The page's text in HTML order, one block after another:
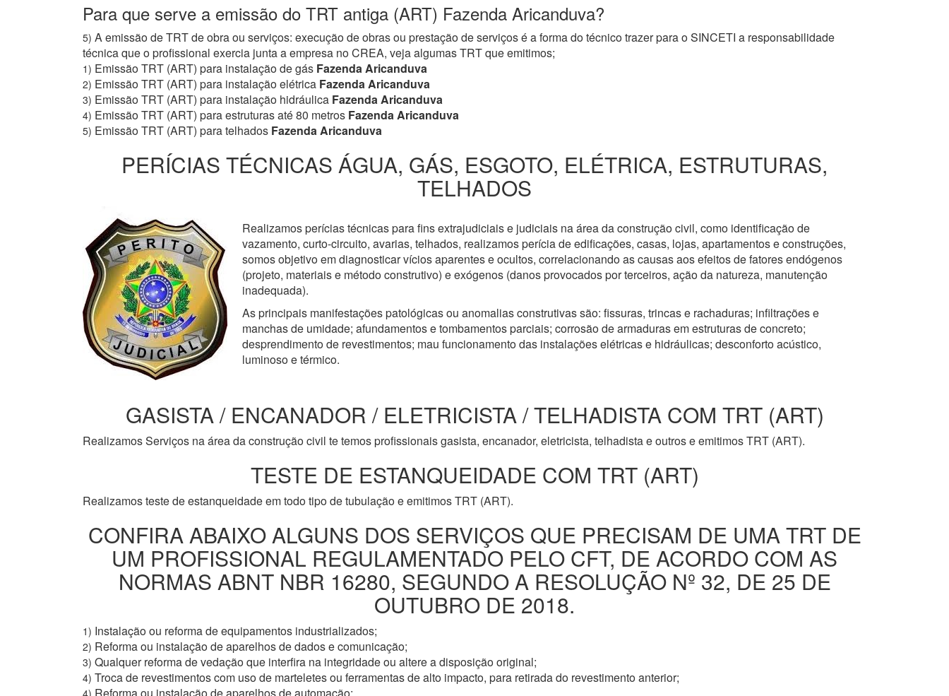
Para que serve a emissão do TRT antiga (ART) Fazenda Aricanduva?
5) A emissão de TRT de obra ou serviços: execução de obras ou prestação de serviços é a forma do técnico trazer para o SINCETI a responsabilidade
técnica que o profissional exercia junta a empresa no CREA, veja algumas TRT que emitimos;
1) Emissão TRT (ART) para instalação de gás Fazenda Aricanduva
2) Emissão TRT (ART) para instalação elétrica Fazenda Aricanduva
3) Emissão TRT (ART) para instalação hidráulica Fazenda Aricanduva
4) Emissão TRT (ART) para estruturas até 80 metros Fazenda Aricanduva
5) Emissão TRT (ART) para telhados Fazenda Aricanduva
PERÍCIAS TÉCNICAS ÁGUA, GÁS, ESGOTO, ELÉTRICA, ESTRUTURAS,
TELHADOS
Realizamos perícias técnicas para fins extrajudiciais e judiciais na área da construção civil, como identificação de
vazamento, curto-circuito, avarias, telhados, realizamos perícia de edificações, casas, lojas, apartamentos e construções,
somos objetivo em diagnosticar vícios aparentes e ocultos, correlacionando as causas aos efeitos de fatores endógenos
(projeto, materiais e método construtivo) e exógenos (danos provocados por terceiros, ação da natureza, manutenção
inadequada).
As principais manifestações patológicas ou anomalias construtivas são: fissuras, trincas e rachaduras; infiltrações e
manchas de umidade; afundamentos e tombamentos parciais; corrosão de armaduras em estruturas de concreto;
desprendimento de revestimentos; mau funcionamento das instalações elétricas e hidráulicas; desconforto acústico,
luminoso e térmico.
GASISTA / ENCANADOR / ELETRICISTA / TELHADISTA COM TRT (ART)
Realizamos Serviços na área da construção civil te temos profissionais gasista, encanador, eletricista, telhadista e outros e emitimos TRT (ART).
TESTE DE ESTANQUEIDADE COM TRT (ART)
Realizamos teste de estanqueidade em todo tipo de tubulação e emitimos TRT (ART).
CONFIRA ABAIXO ALGUNS DOS SERVIÇOS QUE PRECISAM DE UMA TRT DE
UM PROFISSIONAL REGULAMENTADO PELO CFT, DE ACORDO COM AS
NORMAS ABNT NBR 16280, SEGUNDO A RESOLUÇÃO Nº 32, DE 25 DE
OUTUBRO DE 2018.
1) Instalação ou reforma de equipamentos industrializados;
2) Reforma ou instalação de aparelhos de dados e comunicação;
3) Qualquer reforma de vedação que interfira na integridade ou altere a disposição original;
4) Troca de revestimentos com uso de marteletes ou ferramentas de alto impacto, para retirada do revestimento anterior;